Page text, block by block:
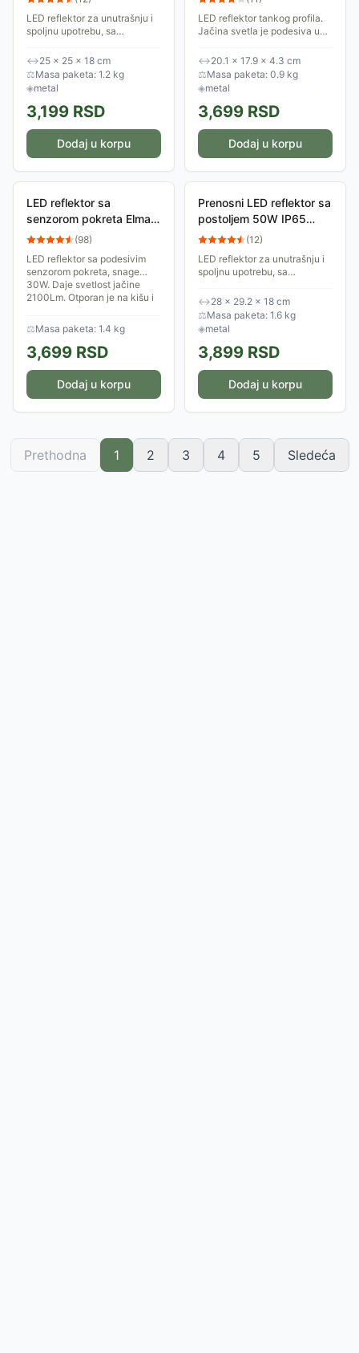
LED reflektor za unutrašnju i
spoljnu upotrebu, sa
iz standardne električne
mreže. Snaga ovog reflektora
je 30W.
↔25 × 25 × 18 cm
⚖Masa paketa: 1.2 kg
◈metal
3,199 RSD
Dodaj u korpu
LED reflektor tankog profila.
Jačina svetla je podesiva u
odabranog režima snaga je
41W ili 27W. Daje dnevno
svetlo. IP66...
↔20.1 × 17.9 × 4.3 cm
⚖Masa paketa: 0.9 kg
◈metal
3,699 RSD
Dodaj u korpu
LED reflektor sa
senzorom pokreta Elmark
Vega 30W
(98)
LED reflektor sa podesivim
senzorom pokreta, snage
30W. Daje svetlost jačine
2100Lm. Otporan je na kišu i
za spoljnu...
⚖Masa paketa: 1.4 kg
3,699 RSD
Dodaj u korpu
Prenosni LED reflektor sa
postoljem 50W IP65
PLR-W3/50
(12)
LED reflektor za unutrašnju i
spoljnu upotrebu, sa
iz standardne električne
mreže. Snaga ovog reflektora
je 50W.
↔28 × 29.2 × 18 cm
⚖Masa paketa: 1.6 kg
◈metal
3,899 RSD
Dodaj u korpu
Prethodna 1 2 3 4 5 Sledeća